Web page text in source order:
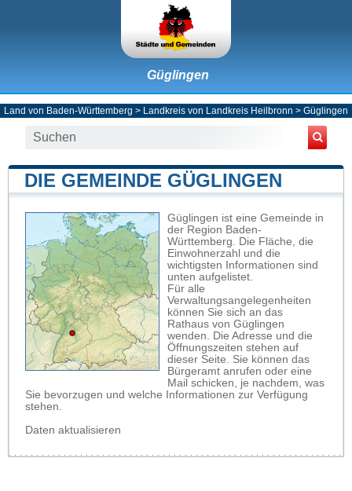
Güglingen
Land von Baden-Württemberg > Landkreis von Landkreis Heilbronn > Güglingen
DIE GEMEINDE GÜGLINGEN
Güglingen ist eine Gemeinde in
der Region Baden-
Württemberg. Die Fläche, die
Einwohnerzahl und die
wichtigsten Informationen sind
unten aufgelistet.
Für alle
Verwaltungsangelegenheiten
können Sie sich an das
Rathaus von Güglingen
wenden. Die Adresse und die
Öffnungszeiten stehen auf
dieser Seite. Sie können das
Bürgeramt anrufen oder eine
Mail schicken, je nachdem, was
Sie bevorzugen und welche Informationen zur Verfügung
stehen.
Daten aktualisieren